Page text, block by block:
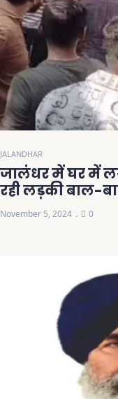
JALANDHAR
जालंधर में घर में
रही लड़की बाल-
November 5, 2024 0